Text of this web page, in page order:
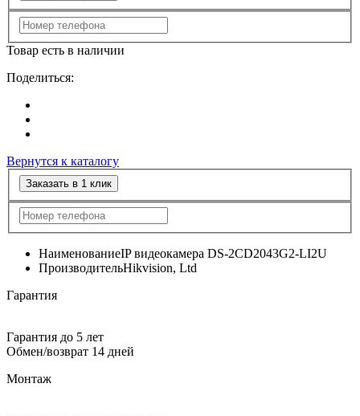
Товар есть в наличии
Поделиться:
Вернутся к каталогу
Заказать в 1 клик
НаименованиеIP видеокамера DS-2CD2043G2-LI2U
ПроизводительHikvision, Ltd
Гарантия
Гарантия до 5 лет
Обмен/возврат 14 дней
Монтаж